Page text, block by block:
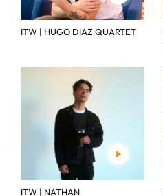
ITW | HUGO DIAZ QUARTET
ITW | NATHAN